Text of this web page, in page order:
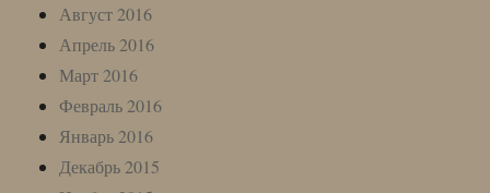
Август 2016
Апрель 2016
Март 2016
Февраль 2016
Январь 2016
Декабрь 2015